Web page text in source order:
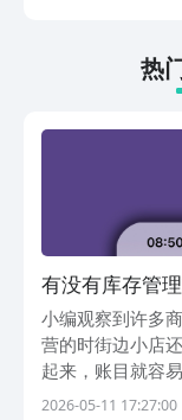
热
有没有库存管
荐
小编观察到许多
营的时街边小店
起来，账目就容
手简单、不捆绑
2026-05-11 17:27:00